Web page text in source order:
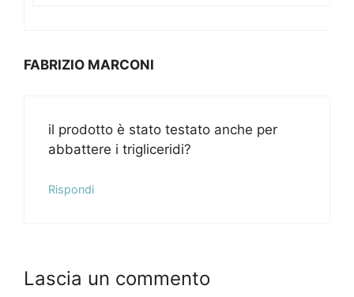
FABRIZIO MARCONI
il prodotto è stato testato anche per
abbattere i trigliceridi?
Rispondi
Lascia un commento